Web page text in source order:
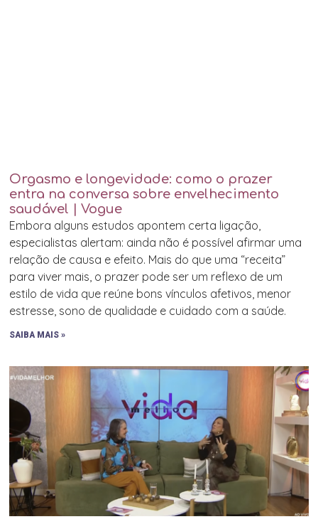
Orgasmo e longevidade: como o prazer
entra na conversa sobre envelhecimento
saudável | Vogue
Embora alguns estudos apontem certa ligação,
especialistas alertam: ainda não é possível afirmar uma
relação de causa e efeito. Mais do que uma “receita”
para viver mais, o prazer pode ser um reflexo de um
estilo de vida que reúne bons vínculos afetivos, menor
estresse, sono de qualidade e cuidado com a saúde.
SAIBA MAIS »